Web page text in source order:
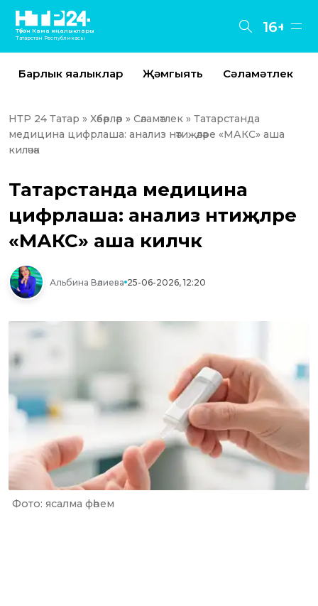
Түбән Кама яңалыклары
Татарстан Республикасы
16+
Барлык яңалыклар Җәмгыять Сәламәтлек
НТР 24 Татар » Хәбәрләр » Сәламәтлек » Татарстанда
медицина цифрлаша: анализ нәтиҗәләре «МАКС» аша
киләчәк
Татарстанда медицина
цифрлаша: анализ нәтиҗәләре
«МАКС» аша киләчәк
Альбина Вәлиева 25-06-2026, 12:20
Фото: ясалма фәһем